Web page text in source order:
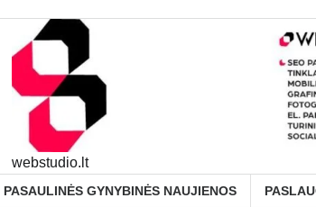
webstudio.lt
PASAULINĖS GYNYBINĖS NAUJIENOS